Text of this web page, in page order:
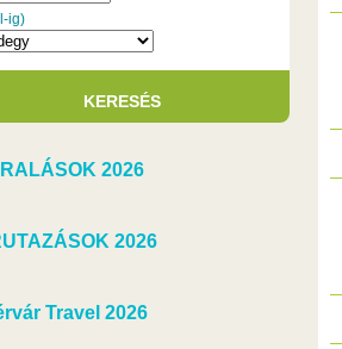
ig)
2026
2026
Travel 2026